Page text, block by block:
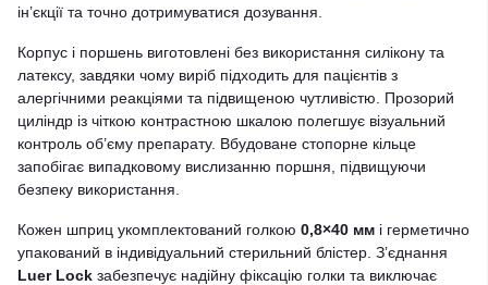
ін’єкції та точно дотримуватися дозування.
Корпус і поршень виготовлені без використання силікону та
латексу, завдяки чому виріб підходить для пацієнтів з
алергічними реакціями та підвищеною чутливістю. Прозорий
циліндр із чіткою контрастною шкалою полегшує візуальний
контроль об’єму препарату. Вбудоване стопорне кільце
запобігає випадковому вислизанню поршня, підвищуючи
безпеку використання.
Кожен шприц укомплектований голкою 0,8×40 мм і герметично
упакований в індивідуальний стерильний блістер. З’єднання
Luer Lock забезпечує надійну фіксацію голки та виключає